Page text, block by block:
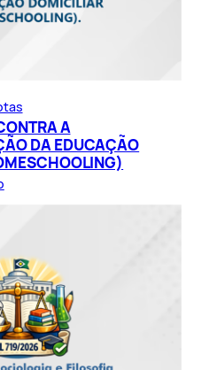
A
DA EDUCAÇÃO